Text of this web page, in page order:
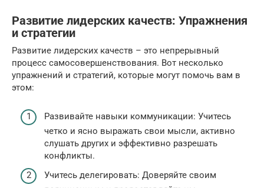
Развитие лидерских качеств: Упражнения
и стратегии
Развитие лидерских качеств – это непрерывный
процесс самосовершенствования. Вот несколько
упражнений и стратегий, которые могут помочь вам в
этом:
Развивайте навыки коммуникации: Учитесь
четко и ясно выражать свои мысли, активно
слушать других и эффективно разрешать
конфликты.
Учитесь делегировать: Доверяйте своим